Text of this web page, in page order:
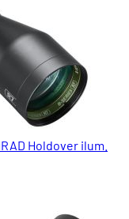
Holdover ilum.